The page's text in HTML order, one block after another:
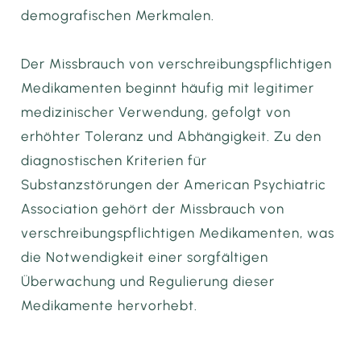
demografischen Merkmalen.
Der Missbrauch von verschreibungspflichtigen
Medikamenten beginnt häufig mit legitimer
medizinischer Verwendung, gefolgt von
erhöhter Toleranz und Abhängigkeit. Zu den
diagnostischen Kriterien für
Substanzstörungen der American Psychiatric
Association gehört der Missbrauch von
verschreibungspflichtigen Medikamenten, was
die Notwendigkeit einer sorgfältigen
Überwachung und Regulierung dieser
Medikamente hervorhebt.